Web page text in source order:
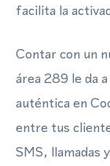
facilita la
Contar con un
área 289 le da
auténtica en
entre tus
SMS, llamadas